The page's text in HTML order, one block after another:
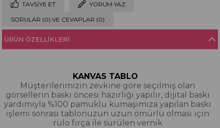
TAVSIYE ET YORUM YAZ
SORULAR (0) VE CEVAPLAR (0)
ÜRÜN ÖZELLIKLERI
KANVAS TABLO
Müşterilerimizin zevkine göre seçilmiş olan
görsellerin baskı öncesi hazırlığı yapılır, dijital baskı
yardımıyla %100 pamuklu kumaşımıza yapılan baskı
işlemi sonrası tablonuzun uzun ömürlü olması için
rulo fırça ile sürülen vernik